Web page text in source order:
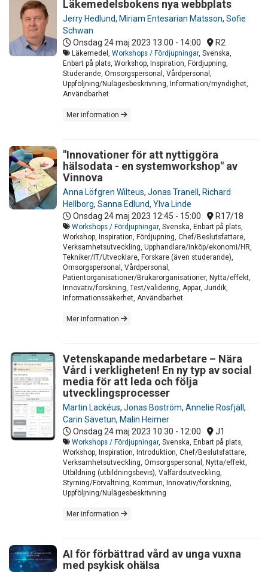
Läkemedelsbokens nya webbplats
Jerry Hedlund, Miriam Entesarian Matsson, Sofie
Schwan
Onsdag 24 maj 2023 13:00 - 14:00 R2
Läkemedel, Workshops / Fördjupningar, Svenska,
Enbart på plats, Workshop, Inspiration, Fördjupning,
Studerande, Omsorgspersonal, Vårdpersonal,
Uppföljning/Nulägesbeskrivning, Information/myndighet,
Användbarhet
Mer information
"Innovationer för att nyttiggöra
hälsodata - en systemworkshop" av
Vinnova
Anna Löfgren Wilteus, Jonas Tranell , Richard
Hellborg, Sanna Edlund, Ylva Linde
Onsdag 24 maj 2023 12:45 - 15:00 R17/18
Workshops / Fördjupningar, Svenska, Enbart på plats,
Workshop, Inspiration, Fördjupning, Chef/Beslutsfattare,
Verksamhetsutveckling, Upphandlare/inköp/ekonomi/HR,
Tekniker/IT/Utvecklare, Forskare (även studerande),
Omsorgspersonal, Vårdpersonal,
Patientorganisationer/Brukarorganisationer, Nytta/effekt,
Innovativ/forskning, Test/validering, Appar, Juridik,
Informationssäkerhet, Användbarhet
Mer information
Vetenskapande medarbetare – Nära
Vård i verkligheten! En ny typ av social
media för att leda och följa
utvecklingsprocesser
Martin Lackéus, Jonas Boström, Annelie Rosfjäll ,
Carin Sävetun, Malin Heimer
Onsdag 24 maj 2023 10:30 - 12:00 J1
Workshops / Fördjupningar, Svenska, Enbart på plats,
Workshop, Inspiration, Introduktion, Chef/Beslutsfattare,
Verksamhetsutveckling, Omsorgspersonal, Nytta/effekt,
Utbildning (utbildningsbevis), Välfärdsutveckling,
Styrning/Förvaltning, Kommun, Innovativ/forskning,
Uppföljning/Nulägesbeskrivning
Mer information
AI för förbättrad vård av unga vuxna
med psykisk ohälsa